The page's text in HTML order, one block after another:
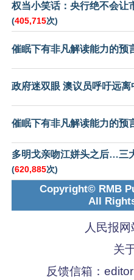
权当小笑话：央行绝不会让
(405,715次)
催眠下有非凡解读能力的预
政府迷双眼 澳议员呼吁远离
催眠下有非凡解读能力的预
多明戈亲吻江姘头之后…三
(620,885次)
Copyright© RMB
All
人民报
关
反馈信箱：